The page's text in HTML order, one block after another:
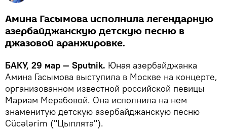
Амина Гасымова исполнила легендарную
азербайджанскую детскую песню в
джазовой аранжировке.
БАКУ, 29 мар — Sputnik. Юная азербайджанка
Амина Гасымова выступила в Москве на концерте,
организованном известной российской певицы
Мариам Мерабовой. Она исполнила на нем
знаменитую детскую азербайджанскую песню
Cücələrim ("Цыплята").